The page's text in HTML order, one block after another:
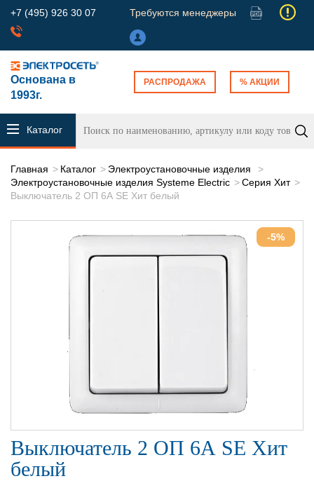
+7 (495) 926 30 07 Требуются менеджеры
Основана в
1993г.
РАСПРОДАЖА % АКЦИИ
Каталог
Главная Каталог
Электроустановочные изделия
Электроустановочные изделия Systeme Electric
Серия Хит
Выключатель 2 ОП 6А SE Хит белый
-5%
Выключатель 2 ОП 6А SE Хит
белый